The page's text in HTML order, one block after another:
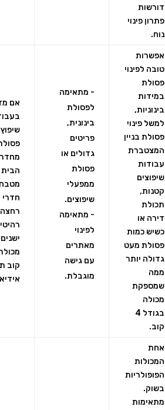
דורשות
פתרון פינוי
נוח.
אפשרות
טובה לפינוי
פסולת
במידות
בינוניות,
למשל פינוי
פסולת בניין
המצטברת
עבודות
שיפוצים
קטנות,
תכולת
דירה או
כשיש כמות
פסולת מעט
גדולה יותר
ממה
שמספקת
מכולה
בגודל 4
קוב.
- מתאימה
לפסולת
בינונית,
פריטים
גדולים או
פסולת
ממפעלי
שיפוצים.
- מתאימה
לפינוי
מאתרים
עם גישה
מוגבלת.
אם
הבית
חדרי
רחצה
קוב
אחת
המכולות
הפופולריות
בשוק.
מתאימות